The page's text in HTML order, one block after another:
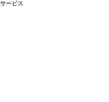
サービス